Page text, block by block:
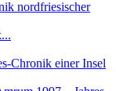
Chronik einer Insel